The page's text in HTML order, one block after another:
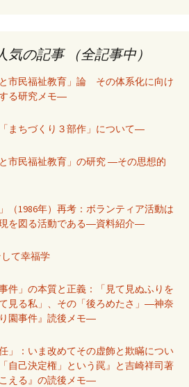
気の記事 （全記事中）
市民福祉教育」論 その体系化に向け
る研究メモ―
まちづくり３部作」について―
市民福祉教育」の研究 ―その思想的
（1986年）再考：ボランティア活動は
を図る活動である―資料紹介―
して幸福学
件」の本質と正義：「見て見ぬふりを
見る私」、その「後ろめたさ」―神奈
園事件』読後メモ―
」：いま改めてその虚飾と欺瞞につい
自己決定権」という罠』と吉崎祥司著
える』の読後メモ―